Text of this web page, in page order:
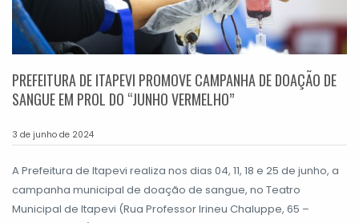
PREFEITURA DE ITAPEVI PROMOVE CAMPANHA DE DOAÇÃO DE
SANGUE EM PROL DO “JUNHO VERMELHO”
3 de junho de 2024
A Prefeitura de Itapevi realiza nos dias 04, 11, 18 e 25 de junho, a
campanha municipal de doação de sangue, no Teatro
Municipal de Itapevi (Rua Professor Irineu Chaluppe, 65 –